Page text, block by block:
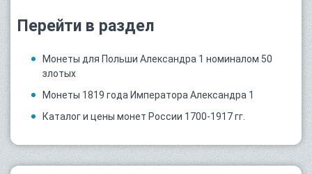
Перейти в раздел
Монеты для Польши Александра 1 номиналом 50
злотых
Монеты 1819 года Императора Александра 1
Каталог и цены монет России 1700-1917 гг.